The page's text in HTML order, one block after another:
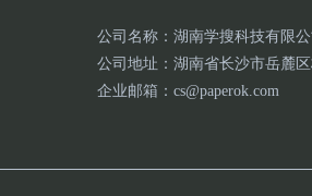
公司名称： 湖南学搜科技有限公
公司地址：湖南省长沙市岳麓
企业邮箱：cs@paperok.com